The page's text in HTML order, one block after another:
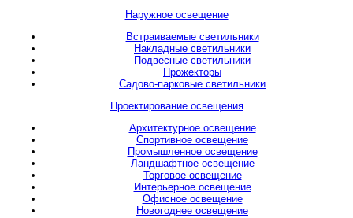
Наружное освещение
Встраиваемые светильники
Накладные светильники
Подвесные светильники
Прожекторы
Садово-парковые светильники
Проектирование освещения
Архитектурное освещение
Спортивное освещение
Промышленное освещение
Ландшафтное освещение
Торговое освещение
Интерьерное освещение
Офисное освещение
Новогоднее освещение